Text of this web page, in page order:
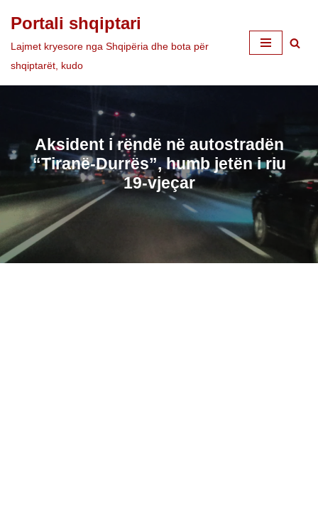
Skip
to
Portali shqiptari
Lajmet kryesore nga Shqipëria dhe bota për
shqiptarët, kudo
Aksident i rëndë në autostradën
“Tiranë-Durrës”, humb jetën i riu
19-vjeçar